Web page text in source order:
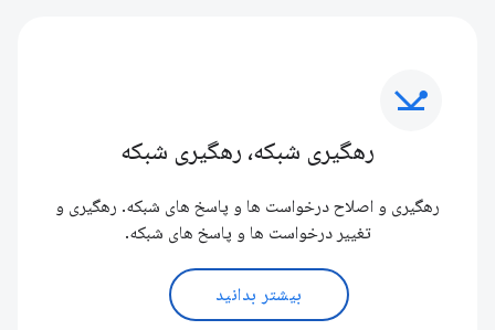
network_ping
رهگیری شبکه، رهگیری شبکه
رهگیری و اصلاح درخواست ها و پاسخ های شبکه. رهگیری و
تغییر درخواست ها و پاسخ های شبکه.
بیشتر بدانید